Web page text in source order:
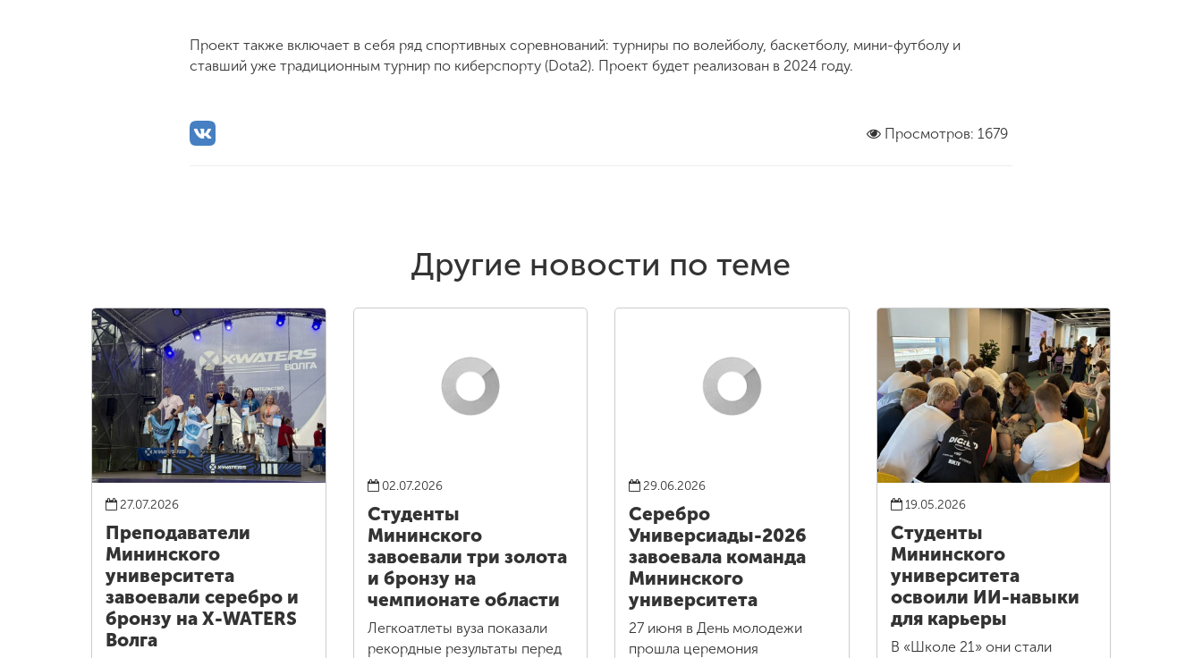
Проект также включает в себя ряд спортивных соревнований: турниры по волейболу, баскетболу, мини-футболу и
ставший уже традиционным турнир по киберспорту (Dota2). Проект будет реализован в 2024 году.
Просмотров: 1679
Другие новости по теме
27.07.2026
Преподаватели
Мининского
университета
завоевали серебро и
бронзу на X-WATERS
Волга
02.07.2026
Студенты
Мининского
завоевали три золота
и бронзу на
чемпионате области
Легкоатлеты вуза показали
рекордные результаты перед
29.06.2026
Серебро
Универсиады-2026
завоевала команда
Мининского
университета
27 июня в День молодежи
прошла церемония
19.05.2026
Студенты
Мининского
университета
освоили ИИ-навыки
для карьеры
В «Школе 21» они стали